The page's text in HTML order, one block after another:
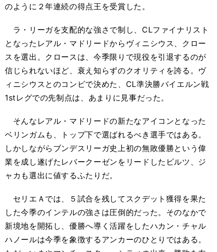
のように２年連続の得点王を受賞した。
ラ・リーガを支配的な強さで制し、CLファイナリスト
となったレアル・マドリードからヴィニシウス、クロー
スを選出。クロースは、今季限りで現役を引退するのが
信じられないほど、衰え知らずのクオリティを誇る。ヴ
ィニシウスとのコンビで決めた、CL準決勝バイエルン戦
1stレグでの先制点は、あまりに見事だった。
そんなレアル・マドリードの新たなアイコンとなった
ベリンガムも、トップ下で選ばれるべき選手ではある。
しかしながらブンデスリーガ史上初の無敗優勝という偉
業を成し遂げたレバークーゼンをリードしたビルツ、ジ
ャカも選出に値するふたりだ。
セリエＡでは、５試合を残してスクデット獲得を果た
した今季のインテルの強さは圧倒的だった。そのなかで
新境地を開拓し、優勝へ導く活躍をしたハカン・チャル
ハノールは今季を象徴するアンカーのひとりではある。